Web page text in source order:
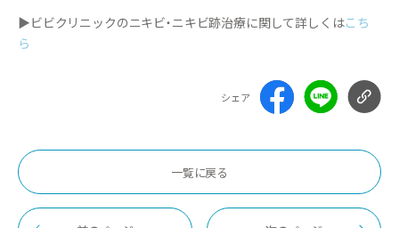
▶ビビクリニックのニキビ・ニキビ跡治療に関して詳しくはこち
ら
シェア
一覧に戻る